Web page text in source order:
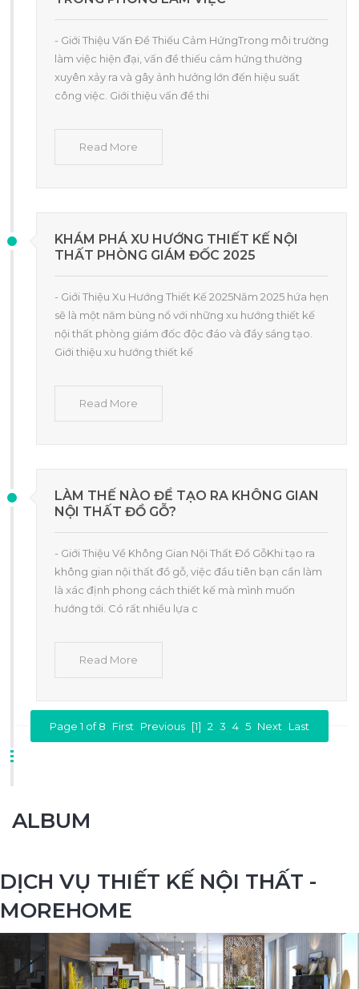
- Giới Thiệu Vấn Đề Thiếu Cảm HứngTrong môi trường
làm việc hiện đại, vấn đề thiếu cảm hứng thường
xuyên xảy ra và gây ảnh hưởng lớn đến hiệu suất
công việc. Giới thiệu vấn đề thi
Read More
KHÁM PHÁ XU HƯỚNG THIẾT KẾ NỘI
THẤT PHÒNG GIÁM ĐỐC 2025
- Giới Thiệu Xu Hướng Thiết Kế 2025Năm 2025 hứa hẹn
sẽ là một năm bùng nổ với những xu hướng thiết kế
nội thất phòng giám đốc độc đáo và đầy sáng tạo.
Giới thiệu xu hướng thiết kế
Read More
LÀM THẾ NÀO ĐỂ TẠO RA KHÔNG GIAN
NỘI THẤT ĐỒ GỖ?
- Giới Thiệu Về Không Gian Nội Thất Đồ GỗKhi tạo ra
không gian nội thất đồ gỗ, việc đầu tiên bạn cần làm
là xác định phong cách thiết kế mà mình muốn
hướng tới. Có rất nhiều lựa c
Read More
Page 1 of 8 First Previous [1] 2 3 4 5 Next Last
ALBUM
DỊCH VỤ THIẾT KẾ NỘI THẤT -
MOREHOME